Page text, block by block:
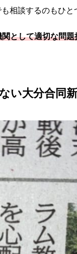
相談するのもひと
関として適切な問題
い大分合同